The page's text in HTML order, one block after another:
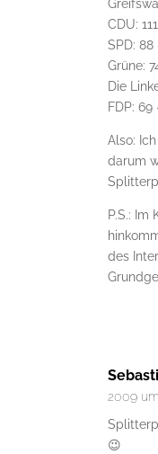
CDU:
SPD:
Grüne:
Die
FDP:
Also:
darum
P.S.:
des
2009
😉